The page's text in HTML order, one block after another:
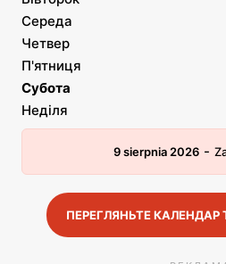
Середа
Четвер
П'ятниця
Субота
Неділя
9 sierpnia 2026 -
ПЕРЕГЛЯНЬТЕ КАЛЕНДАР